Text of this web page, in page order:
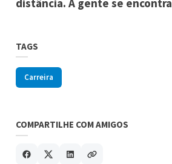
distância. A gente se
TAGS
Carreira
COMPARTILHE COM AMIGOS